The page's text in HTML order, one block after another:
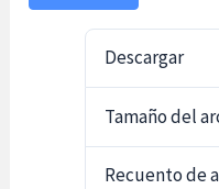
Descargar
Tamaño del
Recuento de